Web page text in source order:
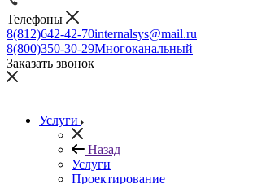
Телефоны
8(812)642-42-70internalsys@mail.ru
8(800)350-30-29Многоканальный
Заказать звонок
Услуги
Назад
Услуги
Проектирование